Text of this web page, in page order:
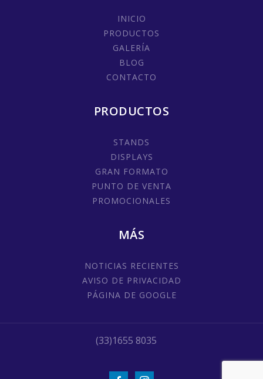
INICIO
PRODUCTOS
GALERÍA
BLOG
CONTACTO
PRODUCTOS
STANDS
DISPLAYS
GRAN FORMATO
PUNTO DE VENTA
PROMOCIONALES
MÁS
NOTICIAS RECIENTES
AVISO DE PRIVACIDAD
PÁGINA DE GOOGLE
(33)1655 8035